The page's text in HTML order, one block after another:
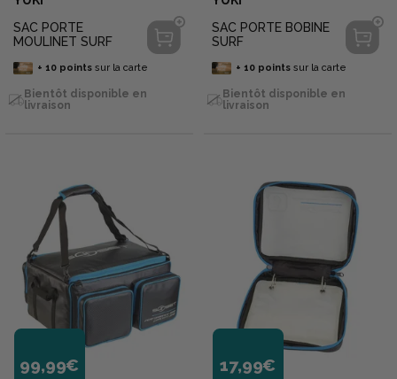
SAC PORTE
MOULINET SURF
+ 10pointssur la carte
Bientôt disponible en
livraison
SAC PORTE BOBINE
SURF
+ 10pointssur la carte
Bientôt disponible en
livraison
99,99€ 17,99€